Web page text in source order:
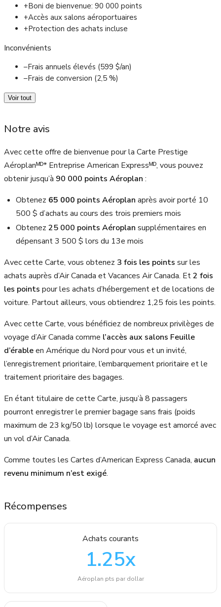
+Boni de bienvenue: 90 000 points
+Accès aux salons aéroportuaires
+Protection des achats incluse
Inconvénients
–Frais annuels élevés (599 $/an)
–Frais de conversion (2,5 %)
Voir tout
Notre avis
Avec cette offre de bienvenue pour la Carte Prestige
Aéroplanᴹᴰ* Entreprise American Expressᴹᴰ, vous pouvez
obtenir jusqu’à 90 000 points Aéroplan :
Obtenez 65 000 points Aéroplan après avoir porté 10
500 $ d’achats au cours des trois premiers mois
Obtenez 25 000 points Aéroplan supplémentaires en
dépensant 3 500 $ lors du 13e mois
Avec cette Carte, vous obtenez 3 fois les points sur les
achats auprès d’Air Canada et Vacances Air Canada. Et2 fois
les points pour les achats d’hébergement et de locations de
voiture. Partout ailleurs, vous obtiendrez 1,25 fois les points.
Avec cette Carte, vous bénéficiez de nombreux privilèges de
voyage d’Air Canada comme l’accès aux salons Feuille
d’érableen Amérique du Nord pour vous et un invité,
l’enregistrement prioritaire, l’embarquement prioritaire et le
traitement prioritaire des bagages.
En étant titulaire de cette Carte, jusqu’à 8 passagers
pourront enregistrer le premier bagage sans frais (poids
maximum de 23 kg/50 lb) lorsque le voyage est amorcé avec
un vol d’Air Canada.
Comme toutes les Cartes d’American Express Canada, aucun
revenu minimum n’est exigé.
Récompenses
Achats courants
1.25x
Aéroplan pts par dollar